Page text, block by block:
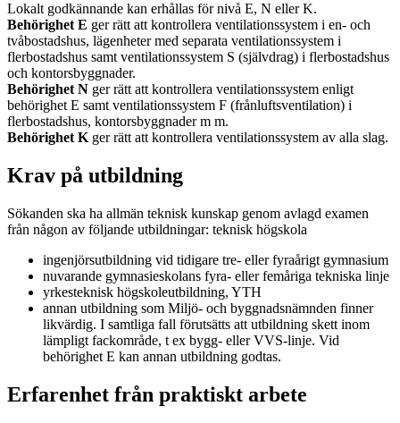
Lokalt godkännande kan erhållas för nivå E, N eller K.
Behörighet E ger rätt att kontrollera ventilationssystem i en- och
tvåbostadshus, lägenheter med separata ventilationssystem i
flerbostadshus samt ventilationssystem S (självdrag) i flerbostadshus
och kontorsbyggnader.
Behörighet N ger rätt att kontrollera ventilationssystem enligt
behörighet E samt ventilationssystem F (frånluftsventilation) i
flerbostadshus, kontorsbyggnader m m.
Behörighet K ger rätt att kontrollera ventilationssystem av alla slag.
Krav på utbildning
Sökanden ska ha allmän teknisk kunskap genom avlagd examen
från någon av följande utbildningar: teknisk högskola
ingenjörsutbildning vid tidigare tre- eller fyraårigt gymnasium
nuvarande gymnasieskolans fyra- eller femåriga tekniska linje
yrkesteknisk högskoleutbildning, YTH
annan utbildning som Miljö- och byggnadsnämnden finner
likvärdig. I samtliga fall förutsätts att utbildning skett inom
lämpligt fackområde, t ex bygg- eller VVS-linje. Vid
behörighet E kan annan utbildning godtas.
Erfarenhet från praktiskt arbete